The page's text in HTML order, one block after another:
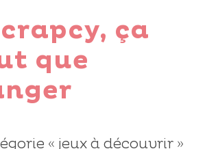
ça
que
« jeux à découvrir »